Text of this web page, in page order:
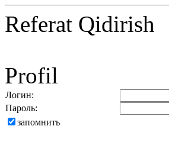
Referat Qidirish
Profil
Логин:
Пароль:
запомнить